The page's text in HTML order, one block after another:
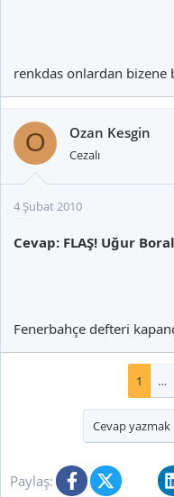
renkdas onlardan
O Ozan Kesgin
Cezalı
4 Şubat 2010
Cevap: FLAŞ! Uğur
Fenerbahçe defteri
1 …
Cevap yazmak
Paylaş: Facebook
X